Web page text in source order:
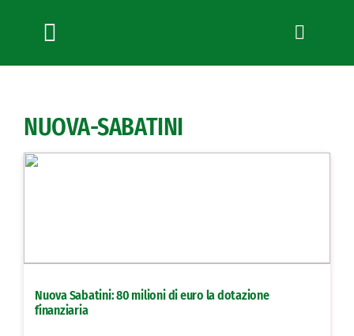
Toggle
Navigation
News
Bandi
Lavora con noi
NUOVA-SABATINI
Nuova Sabatini: 80 milioni di euro la dotazione
finanziaria